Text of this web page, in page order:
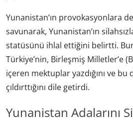
Yunanistan’ın provokasyonlara
savunarak, Yunanistan’ın
statüsünü ihlal ettiğini belirtti.
Türkiye’nin, Birleşmiş Milletler’e
içeren mektuplar yazdığını ve bu
çıldırttığını dile getirdi.
Yunanistan Adalarını